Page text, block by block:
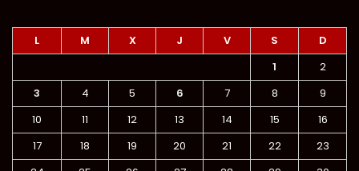
L M X J V S
D
1
2
3
4 5 6 7 8
9
10
11 12 13 14 15
16
17
18 19 20 21 22
23